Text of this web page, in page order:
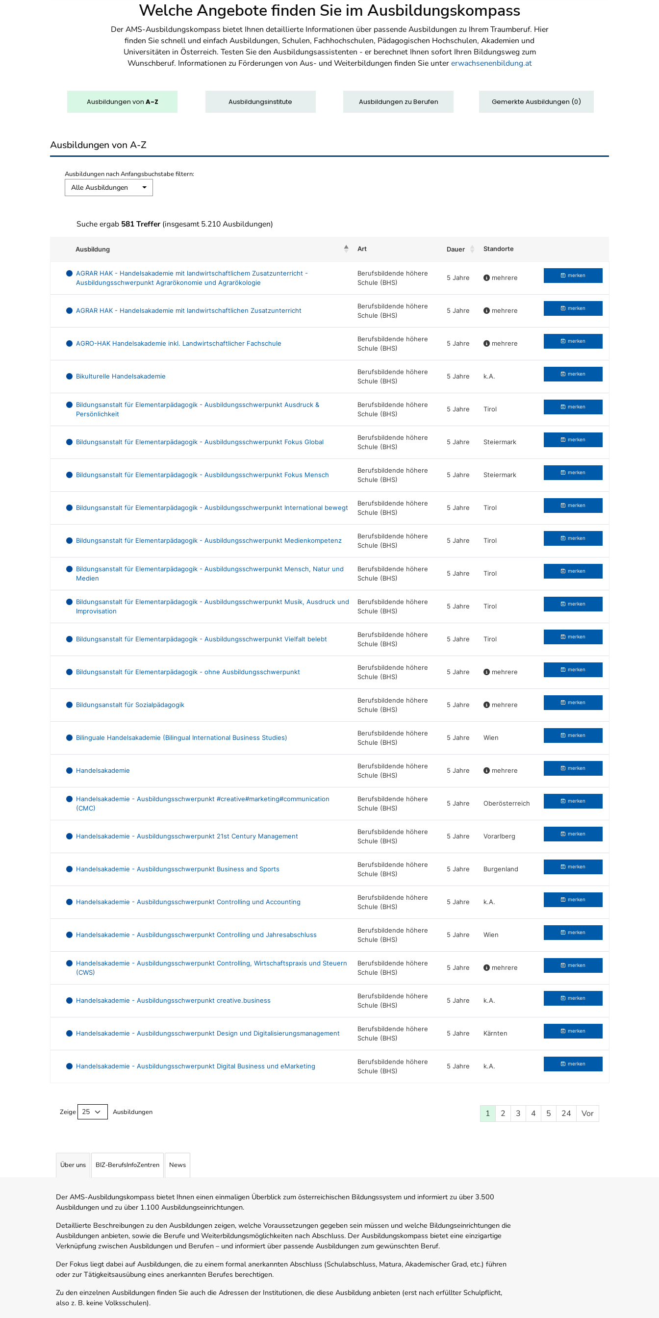
Welche Angebote finden Sie im Ausbildungskompass
Der AMS-Ausbildungskompass bietet Ihnen detaillierte Informationen über passende Ausbildungen zu Ihrem Traumberuf. Hier
finden Sie schnell und einfach Ausbildungen, Schulen, Fachhochschulen, Pädagogischen Hochschulen, Akademien und
Universitäten in Österreich. Testen Sie den Ausbildungsassistenten - er berechnet Ihnen sofort Ihren Bildungsweg zum
Wunschberuf. Informationen zu Förderungen von Aus- und Weiterbildungen finden Sie untererwachsenenbildung.at
Ausbildungen von A-Z Ausbildungsinstitute Ausbildungen zu Berufen Gemerkte Ausbildungen (0)
Ausbildungen von A-Z
Ausbildungen nach Anfangsbuchstabe filtern:
Alle Ausbildungen
Suche ergab 581 Treffer (insgesamt 5.210 Ausbildungen)
Ausbildung Art Dauer Standorte
AGRAR HAK - Handelsakademie mit landwirtschaftlichem Zusatzunterricht -
Ausbildungsschwerpunkt Agrarökonomie und Agrarökologie
Berufsbildende höhere
Schule (BHS)
5 Jahre mehrere merken
AGRAR HAK - Handelsakademie mit landwirtschaftlichen Zusatzunterricht
Berufsbildende höhere
Schule (BHS)
5 Jahre mehrere merken
AGRO-HAK Handelsakademie inkl. Landwirtschaftlicher Fachschule
Berufsbildende höhere
Schule (BHS)
5 Jahre mehrere merken
Bikulturelle Handelsakademie
Berufsbildende höhere
Schule (BHS)
5 Jahre k.A. merken
Bildungsanstalt für Elementarpädagogik - Ausbildungsschwerpunkt Ausdruck &
Persönlichkeit
Berufsbildende höhere
Schule (BHS)
5 Jahre Tirol merken
Bildungsanstalt für Elementarpädagogik - Ausbildungsschwerpunkt Fokus Global
Berufsbildende höhere
Schule (BHS)
5 Jahre Steiermark merken
Bildungsanstalt für Elementarpädagogik - Ausbildungsschwerpunkt Fokus Mensch
Berufsbildende höhere
Schule (BHS)
5 Jahre Steiermark merken
Bildungsanstalt für Elementarpädagogik - Ausbildungsschwerpunkt International bewegt
Berufsbildende höhere
Schule (BHS)
5 Jahre Tirol merken
Bildungsanstalt für Elementarpädagogik - Ausbildungsschwerpunkt Medienkompetenz
Berufsbildende höhere
Schule (BHS)
5 Jahre Tirol merken
Bildungsanstalt für Elementarpädagogik - Ausbildungsschwerpunkt Mensch, Natur und
Medien
Berufsbildende höhere
Schule (BHS)
5 Jahre Tirol merken
Bildungsanstalt für Elementarpädagogik - Ausbildungsschwerpunkt Musik, Ausdruck und
Improvisation
Berufsbildende höhere
Schule (BHS)
5 Jahre Tirol merken
Bildungsanstalt für Elementarpädagogik - Ausbildungsschwerpunkt Vielfalt belebt
Berufsbildende höhere
Schule (BHS)
5 Jahre Tirol merken
Bildungsanstalt für Elementarpädagogik - ohne Ausbildungsschwerpunkt
Berufsbildende höhere
Schule (BHS)
5 Jahre mehrere merken
Bildungsanstalt für Sozialpädagogik
Berufsbildende höhere
Schule (BHS)
5 Jahre mehrere merken
Bilinguale Handelsakademie (Bilingual International Business Studies)
Berufsbildende höhere
Schule (BHS)
5 Jahre Wien merken
Handelsakademie
Berufsbildende höhere
Schule (BHS)
5 Jahre mehrere merken
Handelsakademie - Ausbildungsschwerpunkt #creative#marketing#communication
(CMC)
Berufsbildende höhere
Schule (BHS)
5 Jahre Oberösterreich merken
Handelsakademie - Ausbildungsschwerpunkt 21st Century Management
Berufsbildende höhere
Schule (BHS)
5 Jahre Vorarlberg merken
Handelsakademie - Ausbildungsschwerpunkt Business and Sports
Berufsbildende höhere
Schule (BHS)
5 Jahre Burgenland merken
Handelsakademie - Ausbildungsschwerpunkt Controlling und Accounting
Berufsbildende höhere
Schule (BHS)
5 Jahre k.A. merken
Handelsakademie - Ausbildungsschwerpunkt Controlling und Jahresabschluss
Berufsbildende höhere
Schule (BHS)
5 Jahre Wien merken
Handelsakademie - Ausbildungsschwerpunkt Controlling, Wirtschaftspraxis und Steuern
(CWS)
Berufsbildende höhere
Schule (BHS)
5 Jahre mehrere merken
Handelsakademie - Ausbildungsschwerpunkt creative.business
Berufsbildende höhere
Schule (BHS)
5 Jahre k.A. merken
Handelsakademie - Ausbildungsschwerpunkt Design und Digitalisierungsmanagement
Berufsbildende höhere
Schule (BHS)
5 Jahre Kärnten merken
Handelsakademie - Ausbildungsschwerpunkt Digital Business und eMarketing
Berufsbildende höhere
Schule (BHS)
5 Jahre k.A. merken
Zeige Ausbildungen 1 2 3 4 5 24 Vor
Über uns BIZ-BerufsInfoZentren News
Der AMS-Ausbildungskompass bietet Ihnen einen einmaligen Überblick zum österreichischen Bildungssystem und informiert zu über 3.500
Ausbildungen und zu über 1.100 Ausbildungseinrichtungen.
Detaillierte Beschreibungen zu den Ausbildungen zeigen, welche Voraussetzungen gegeben sein müssen und welche Bildungseinrichtungen die
Ausbildungen anbieten, sowie die Berufe und Weiterbildungsmöglichkeiten nach Abschluss. Der Ausbildungskompass bietet eine einzigartige
Verknüpfung zwischen Ausbildungen und Berufen – und informiert über passende Ausbildungen zum gewünschten Beruf.
Der Fokus liegt dabei auf Ausbildungen, die zu einem formal anerkannten Abschluss (Schulabschluss, Matura, Akademischer Grad, etc.) führen
oder zur Tätigkeitsausübung eines anerkannten Berufes berechtigen.
Zu den einzelnen Ausbildungen finden Sie auch die Adressen der Institutionen, die diese Ausbildung anbieten (erst nach erfüllter Schulpflicht,
also z. B. keine Volksschulen).